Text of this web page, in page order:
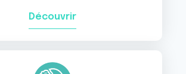
Découvrir